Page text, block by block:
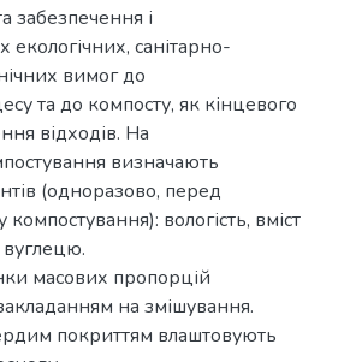
забезпечення і
санітарно-
вимог до
та до компосту, як кінцевого
відходів. На
визначають
(одноразово, перед
вологість, вміст
вуглецю.
масових пропорцій
на змішування.
покриттям влаштовують